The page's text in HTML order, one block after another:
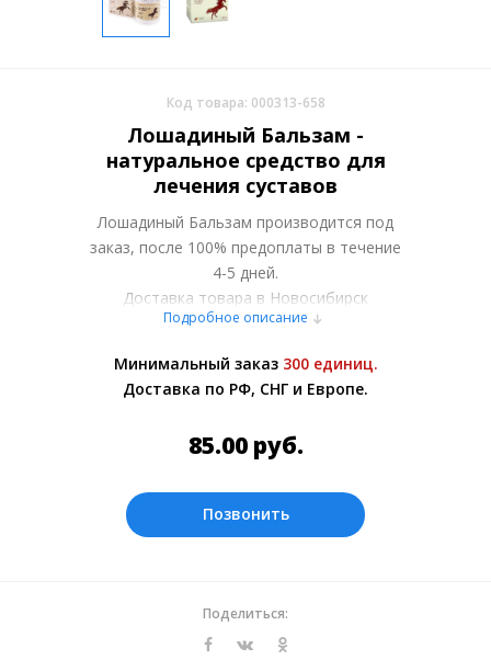
Код товара: 000313-658
Лошадиный Бальзам -
натуральное средство для
лечения суставов
Лошадиный Бальзам производится под
заказ, после 100% предоплаты в течение
4-5 дней.
Доставка товара в Новосибирск
осуществляется курьерскими службами
Более подробно при обсуждении заказа с
менеджером.
Подробное описание
Минимальный заказ 300 единиц.
Доставка по РФ, СНГ и Европе.
85.00 руб.
Позвонить
Поделиться: